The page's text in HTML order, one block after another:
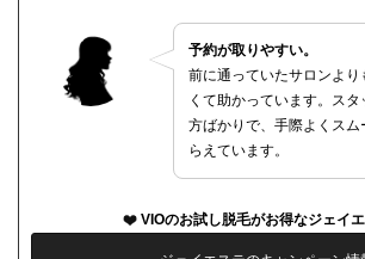
予約が取りやすい。
前に通っていたサロンよ
くて助かっています。ス
方ばかりで、手際よくスム
らえています。
VIOのお試し脱毛がお得なジェイ